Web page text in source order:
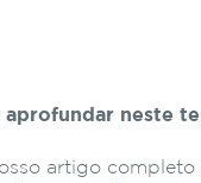
aprofundar neste
artigo